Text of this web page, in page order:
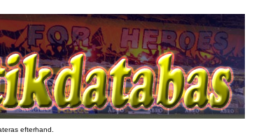
efterhand.